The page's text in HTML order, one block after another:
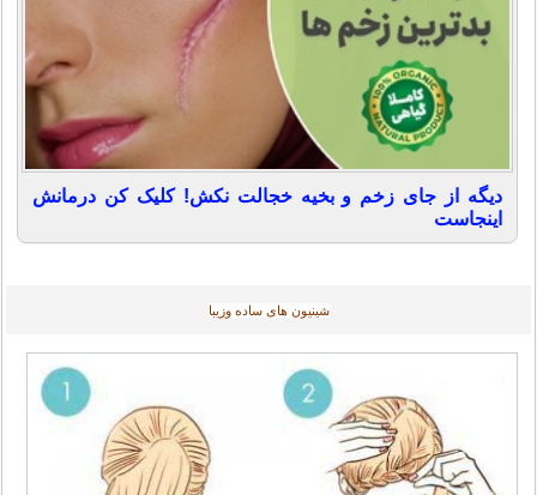
دیگه از جای زخم و بخیه خجالت نکش! کلیک کن درمانش
اینجاست
شینیون های ساده وزیبا